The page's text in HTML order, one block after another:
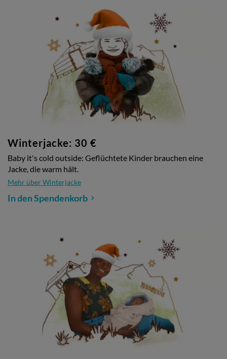
Winterjacke: 30 €
Baby it's cold outside: Geflüchtete Kinder brauchen eine
Jacke, die warm hält.
Mehr über Winterjacke
In den Spendenkorb